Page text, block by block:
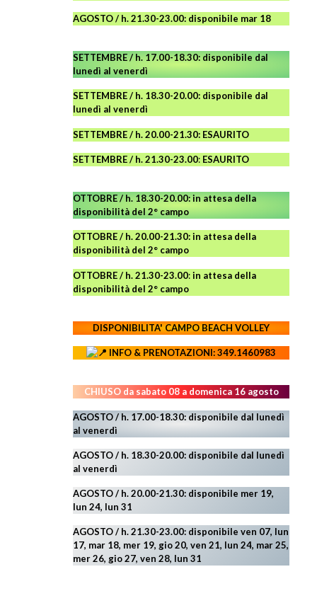
AGOSTO/ h. 21.30-23.00: disponibile mar 18
SETTEMBRE / h. 17.00-18.30: disponibile dal
lunedì al venerdì
SETTEMBRE / h. 18.30-20.00: disponibile dal
lunedì al venerdì
SETTEMBRE / h. 20.00-21.30: ESAURITO
SETTEMBRE / h. 21.30-23.00: ESAURITO
OTTOBRE / h. 18.30-20.00:in attesa della
disponibilità del 2° campo
OTTOBRE / h. 20.00-21.30:in attesa della
disponibilità del 2° campo
OTTOBRE / h. 21.30-23.00:in attesa della
disponibilità del 2° campo
DISPONIBILITA' CAMPOBEACH VOLLEY
INFO & PRENOTAZIONI: 349.1460983
CHIUSO da sabato 08 a domenica 16 agosto
AGOSTO / h. 17.00-18.30: disponibile dal lunedì
al venerdì
AGOSTO/ h. 18.30-20.00: disponibile dal lunedì
al venerdì
AGOSTO / h. 20.00-21.30: disponibile mer 19,
lun 24, lun 31
AGOSTO/ h. 21.30-23.00: disponibile ven 07, lun
17, mar 18, mer 19, gio 20, ven 21, lun 24, mar 25,
mer 26, gio 27, ven 28, lun 31